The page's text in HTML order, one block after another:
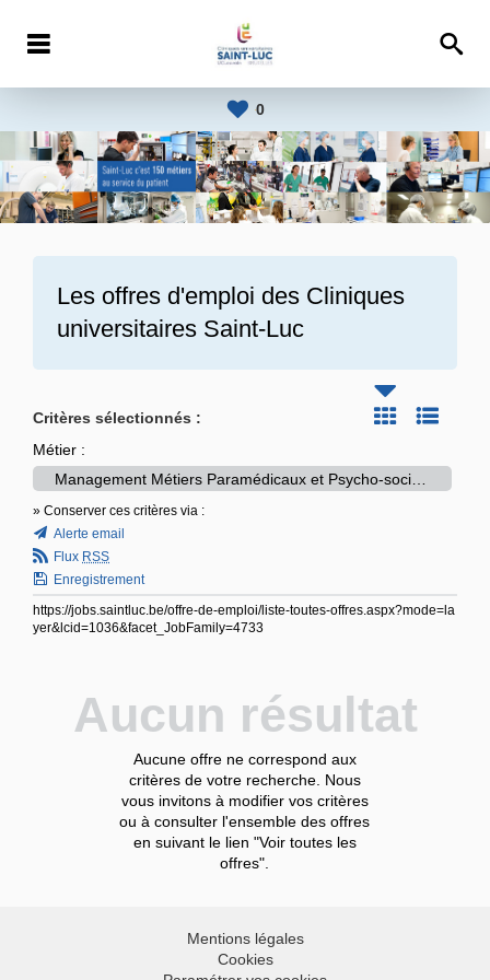
0
Les offres d'emploi des Cliniques
universitaires Saint-Luc
Critères sélectionnés :
Métier :
Management Métiers Paramédicaux et Psycho-sociaux
» Conserver ces critères via :
Alerte email
Flux RSS
Enregistrement
https://jobs.saintluc.be/offre-de-emploi/liste-toutes-offres.aspx?mode=la
yer&lcid=1036&facet_JobFamily=4733
Aucun résultat
Aucune offre ne correspond aux
critères de votre recherche. Nous
vous invitons à modifier vos critères
ou à consulter l'ensemble des offres
en suivant le lien "Voir toutes les
offres".
Mentions légales
Cookies